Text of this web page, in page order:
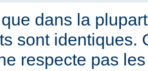
dans la
sont identiques.
respecte pas